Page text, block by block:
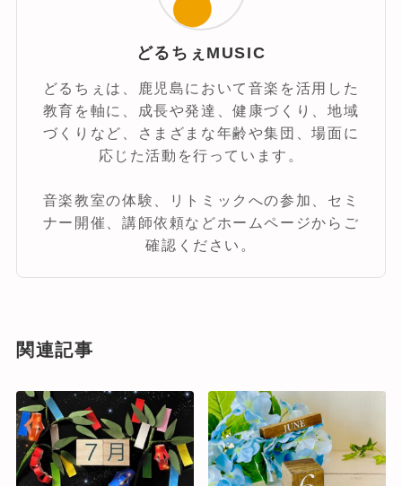
どるちぇMUSIC
どるちぇは、鹿児島において音楽を活用した
教育を軸に、成長や発達、健康づくり、地域
づくりなど、さまざまな年齢や集団、場面に
応じた活動を行っています。
音楽教室の体験、リトミックへの参加、セミ
ナー開催、講師依頼などホームページからご
確認ください。
関連記事